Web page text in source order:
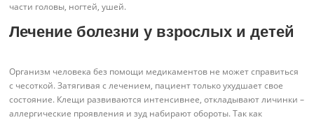
части головы, ногтей, ушей.
Лечение болезни у взрослых и детей
Организм человека без помощи медикаментов не может справиться
с чесоткой. Затягивая с лечением, пациент только ухудшает свое
состояние. Клещи развиваются интенсивнее, откладывают личинки –
аллергические проявления и зуд набирают обороты. Так как